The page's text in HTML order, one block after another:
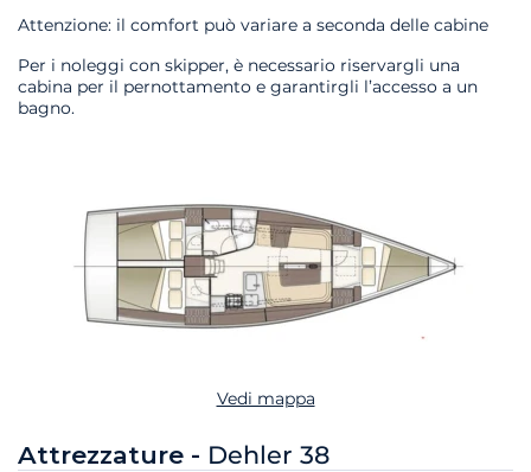
Attenzione: il comfort può variare a seconda delle cabine
Per i noleggi con skipper, è necessario riservargli una
cabina per il pernottamento e garantirgli l’accesso a un
bagno.
Vedi mappa
Attrezzature - Dehler 38